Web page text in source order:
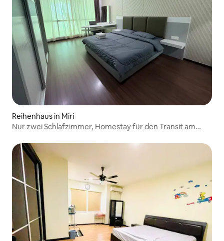
Reihenhaus in Miri
Nur zwei Schlafzimmer, Homestay für den Transit am